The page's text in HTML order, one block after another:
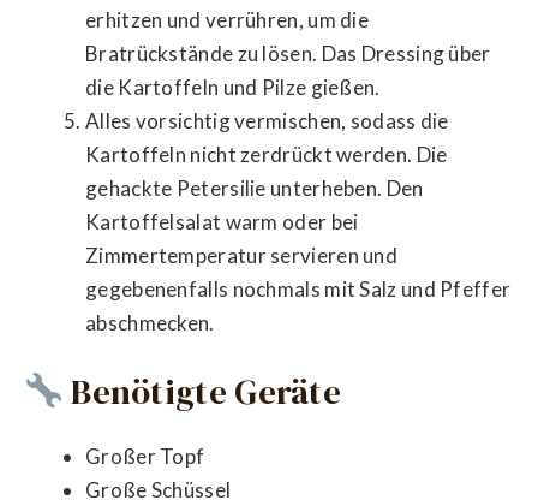
erhitzen und verrühren, um die
Bratrückstände zu lösen. Das Dressing über
die Kartoffeln und Pilze gießen.
Alles vorsichtig vermischen, sodass die
Kartoffeln nicht zerdrückt werden. Die
gehackte Petersilie unterheben. Den
Kartoffelsalat warm oder bei
Zimmertemperatur servieren und
gegebenenfalls nochmals mit Salz und Pfeffer
abschmecken.
Benötigte Geräte
Großer Topf
Große Schüssel